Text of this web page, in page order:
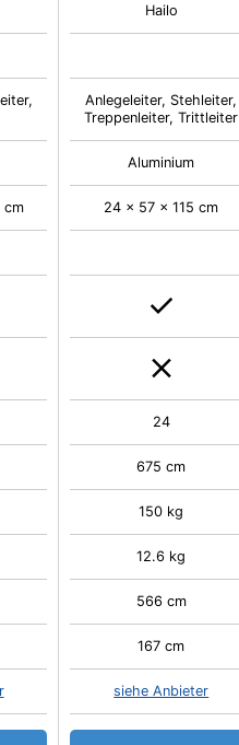
cm
Hailo
Anlegeleiter, Stehleiter,
Treppenleiter, Trittleiter
Aluminium
24 x 57 x 115 cm
24
675 cm
150 kg
12.6 kg
566 cm
167 cm
siehe Anbieter